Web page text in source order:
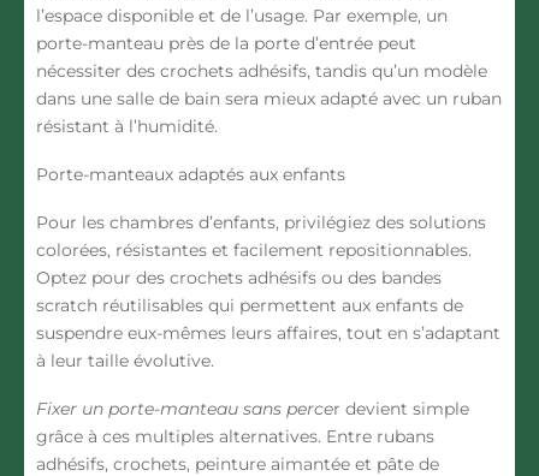
l’espace disponible et de l’usage. Par exemple, un
porte-manteau près de la porte d’entrée peut
nécessiter des crochets adhésifs, tandis qu’un modèle
dans une salle de bain sera mieux adapté avec un ruban
résistant à l’humidité.
Porte-manteaux adaptés aux enfants
Pour les chambres d’enfants, privilégiez des solutions
colorées, résistantes et facilement repositionnables.
Optez pour des crochets adhésifs ou des bandes
scratch réutilisables qui permettent aux enfants de
suspendre eux-mêmes leurs affaires, tout en s’adaptant
à leur taille évolutive.
Fixer un porte-manteau sans percer devient simple
grâce à ces multiples alternatives. Entre rubans
adhésifs, crochets, peinture aimantée et pâte de